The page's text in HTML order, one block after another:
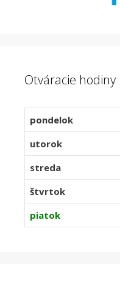
Otváracie hodiny
pondelok
utorok
streda
štvrtok
piatok